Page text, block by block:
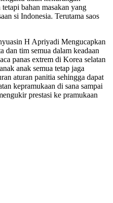
bahan masakan yang
si Indonesia. Terutama saos
H Apriyadi Mengucapkan
dan tim semua dalam keadaan
panas extrem di Korea selatan
anak semua tetap jaga
aturan panitia sehingga dapat
kepramukaan di sana sampai
prestasi ke pramukaan